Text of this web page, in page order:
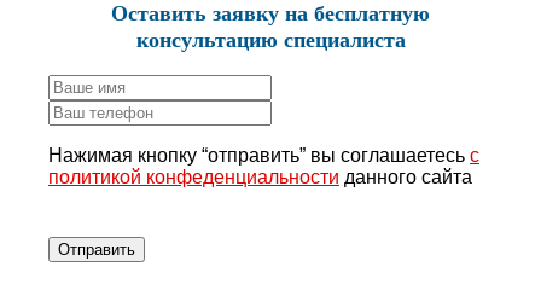
Оставить заявку на бесплатную
консультацию специалиста
Нажимая кнопку “отправить” вы соглашаетесь с
политикой конфеденциальности данного сайта
Отправить